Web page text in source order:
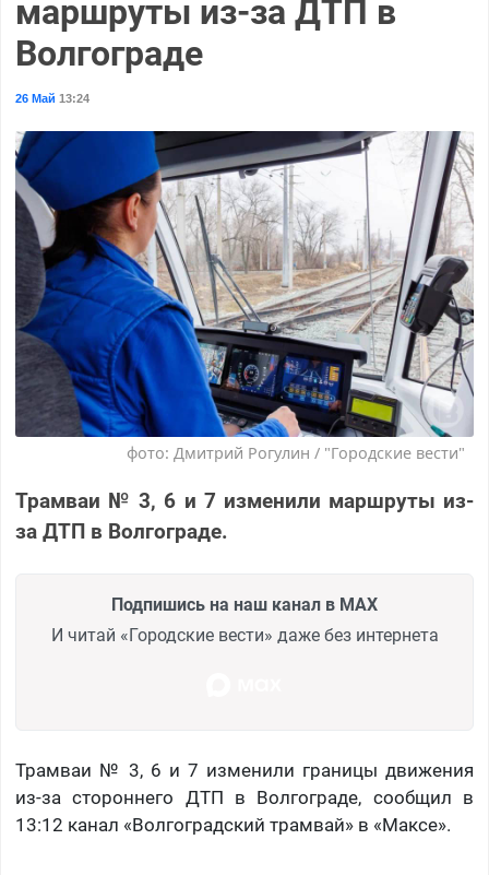
маршруты из-за ДТП в
Волгограде
26 Май 13:24
фото: Дмитрий Рогулин / "Городские вести"
Трамваи № 3, 6 и 7 изменили маршруты из-
за ДТП в Волгограде.
Подпишись на наш канал в MAX
И читай «Городские вести» даже без интернета
Трамваи № 3, 6 и 7 изменили границы движения
из-за стороннего ДТП в Волгограде, сообщил в
13:12 канал «Волгоградский трамвай» в «Максе».